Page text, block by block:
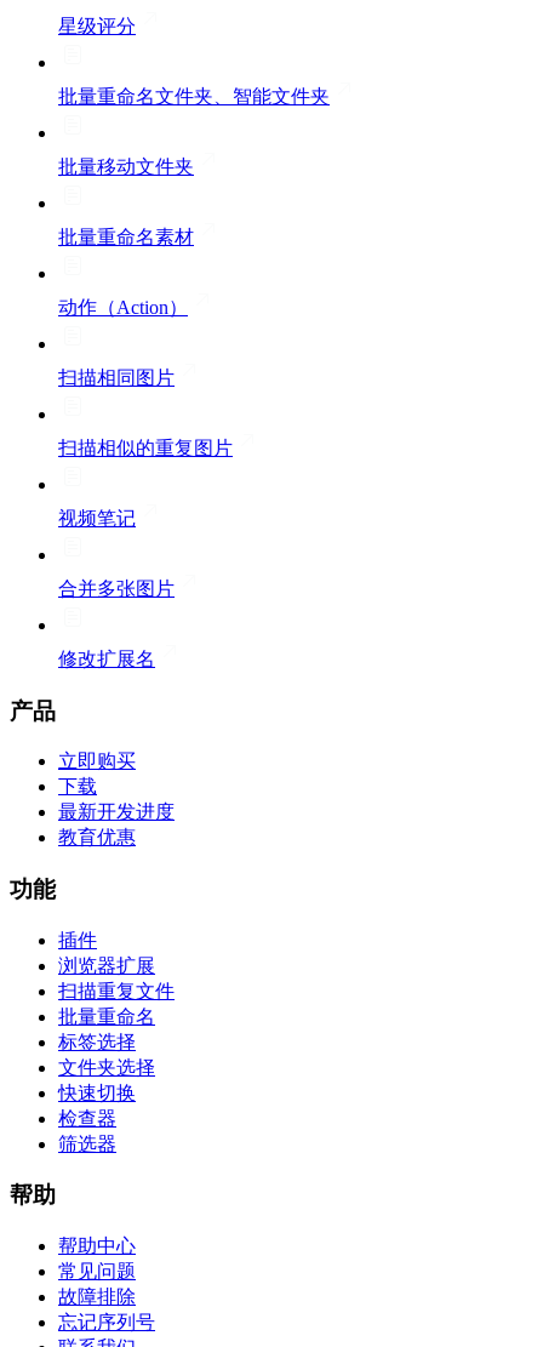
星级评分
批量重命名文件夹、智能文件夹
批量移动文件夹
批量重命名素材
动作（Action）
扫描相同图片
扫描相似的重复图片
视频笔记
合并多张图片
修改扩展名
产品
立即购买
下载
最新开发进度
教育优惠
功能
插件
浏览器扩展
扫描重复文件
批量重命名
标签选择
文件夹选择
快速切换
检查器
筛选器
帮助
帮助中心
常见问题
故障排除
忘记序列号